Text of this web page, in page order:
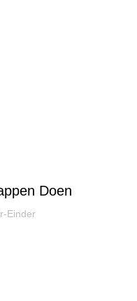
Doen
Einder